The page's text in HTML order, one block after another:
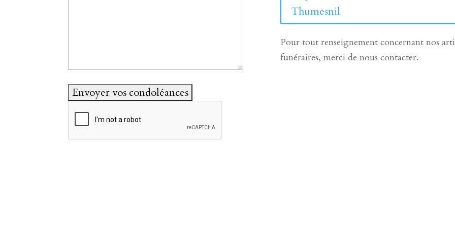
Thumesnil
Pour tout renseignement concernant nos
funéraires, merci de nous contacter.